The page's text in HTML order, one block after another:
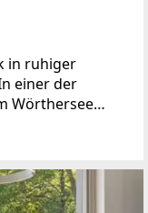
in ruhiger
einer der
Wörthersee
Grundstück,
zentralen Lage